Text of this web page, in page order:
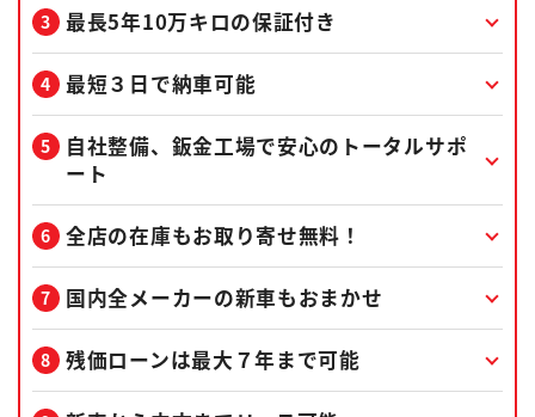
最長5年10万キロの保証付き
最短３日で納車可能
自社整備、鈑金工場で安心のトータルサポ
ート
全店の在庫もお取り寄せ無料！
国内全メーカーの新車もおまかせ
残価ローンは最大７年まで可能